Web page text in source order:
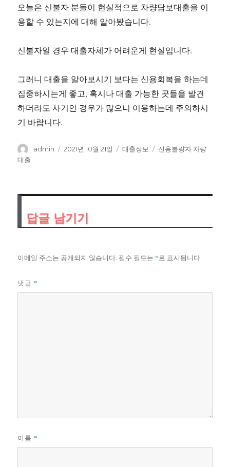
오늘은 신불자 분들이 현실적으로 차량담보대출을 이
용할 수 있는지에 대해 알아봤습니다.
신불자일 경우 대출자체가 어려운게 현실입니다.
그러니 대출을 알아보시기 보다는 신용회복을 하는데
집중하시는게 좋고, 혹시나 대출 가능한 곳들을 발견
하더라도 사기인 경우가 많으니 이용하는데 주의하시
기 바랍니다.
글
admin
작
2021년 10월 21일
카
대출정보
태
신용불량자 차량
대출
답글 남기기
이메일 주소는 공개되지 않습니다. 필수 필드는 *로 표시됩니다
댓글 *
이름 *